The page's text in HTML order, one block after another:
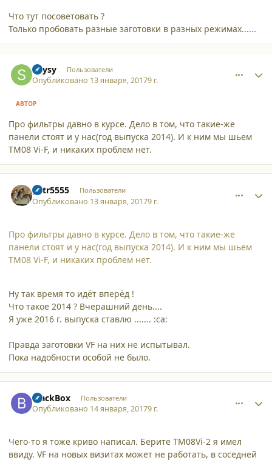
Что тут посоветовать ?
Только пробовать разные заготовки в разных режимах......
Skysy Пользователи
Опубликовано 13 января, 20179 г.
АВТОР
Про фильтры давно в курсе. Дело в том, что такие-же
панели стоят и у нас(год выпуска 2014). И к ним мы шьем
TM08 Vi-F, и никаких проблем нет.
petr5555 Пользователи
Опубликовано 13 января, 20179 г.
Про фильтры давно в курсе. Дело в том, что такие-же
панели стоят и у нас(год выпуска 2014). И к ним мы шьем
TM08 Vi-F, и никаких проблем нет.
Ну так время то идёт вперёд !
Что такое 2014 ? Вчерашний день....
Я уже 2016 г. выпуска ставлю ....... :ca:
Правда заготовки VF на них не испытывал.
Пока надобности особой не было.
BlackBox Пользователи
Опубликовано 14 января, 20179 г.
Чего-то я тоже криво написал. Берите ТМ08Vi-2 я имел
ввиду. VF на новых визитах может не работать, в соседней